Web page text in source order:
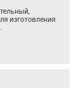
изготовления